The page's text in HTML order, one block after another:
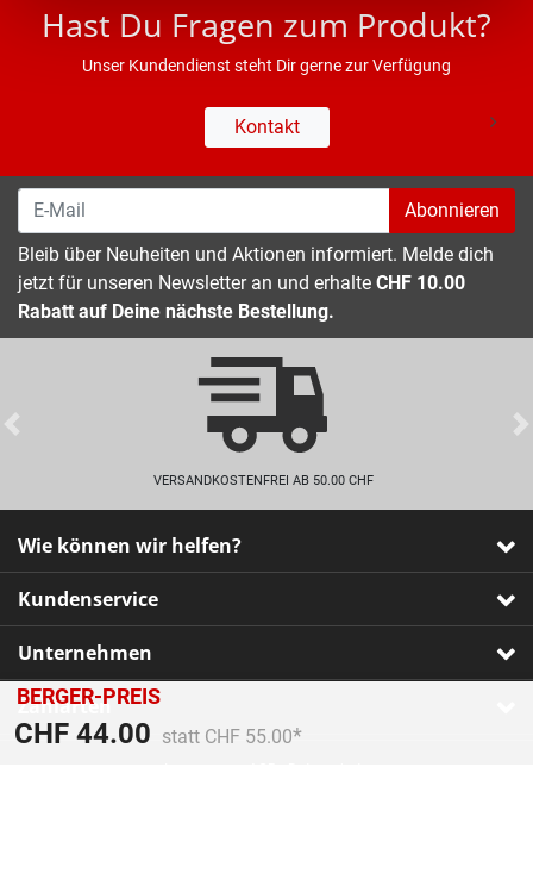
BERGER-PREIS
CHF 44.00 Preis reduziert von
statt CHF 55.00
An
Hast Du Fragen zum Produkt?
Unser Kundendienst steht Dir gerne zur Verfügung
Kontakt
Abonnieren
Bleib über Neuheiten und Aktionen informiert. Melde dich
jetzt für unseren Newsletter an und erhalte CHF 10.00
Rabatt auf Deine nächste Bestellung.
VERSANDKOSTENFREI AB 50.00 CHF
Previous
Wie können wir helfen?
Kundenservice
Unternehmen
Zahlarten